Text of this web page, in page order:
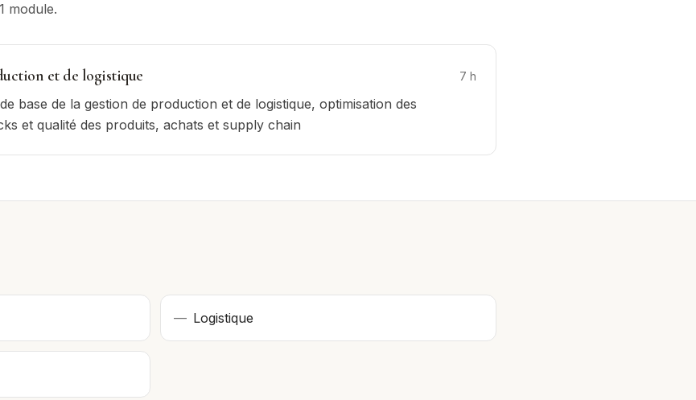
1 module.
et de logistique 7 h
base de la gestion de production et de logistique, optimisation des
et qualité des produits, achats et supply chain
— Logistique